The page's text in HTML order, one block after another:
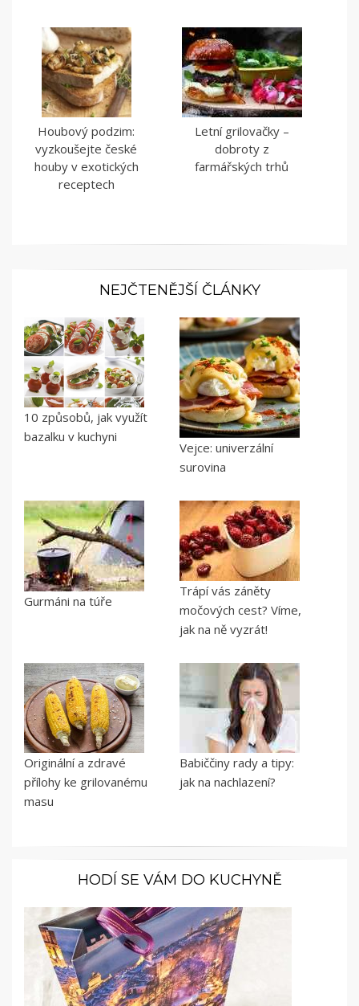
Houbový podzim:
vyzkoušejte české
houby v exotických
receptech
Letní grilovačky –
dobroty z
farmářských trhů
NEJČTENĚJŠÍ ČLÁNKY
10 způsobů, jak využít
bazalku v kuchyni
Vejce: univerzální
surovina
Gurmáni na túře
Trápí vás záněty
močových cest? Víme,
jak na ně vyzrát!
Originální a zdravé
přílohy ke grilovanému
masu
Babiččiny rady a tipy:
jak na nachlazení?
HODÍ SE VÁM DO KUCHYNĚ